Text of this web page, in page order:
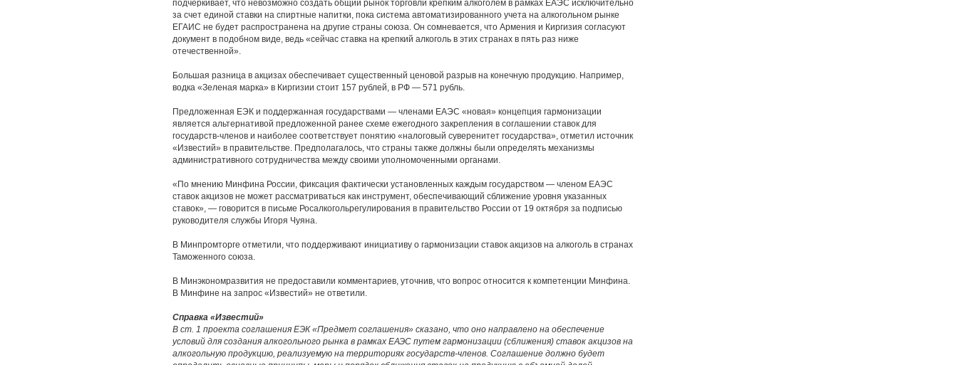
подчеркивает, что невозможно создать общий рынок торговли крепким алкоголем в рамках ЕАЭС исключительно
за счет единой ставки на спиртные напитки, пока система автоматизированного учета на алкогольном рынке
ЕГАИС не будет распространена на другие страны союза. Он сомневается, что Армения и Киргизия согласуют
документ в подобном виде, ведь «сейчас ставка на крепкий алкоголь в этих странах в пять раз ниже
отечественной».
Большая разница в акцизах обеспечивает существенный ценовой разрыв на конечную продукцию. Например,
водка «Зеленая марка» в Киргизии стоит 157 рублей, в РФ — 571 рубль.
Предложенная ЕЭК и поддержанная государствами — членами ЕАЭС «новая» концепция гармонизации
является альтернативой предложенной ранее схеме ежегодного закрепления в соглашении ставок для
государств-членов и наиболее соответствует понятию «налоговый суверенитет государства», отметил источник
«Известий» в правительстве. Предполагалось, что страны также должны были определять механизмы
административного сотрудничества между своими уполномоченными органами.
«По мнению Минфина России, фиксация фактически установленных каждым государством — членом ЕАЭС
ставок акцизов не может рассматриваться как инструмент, обеспечивающий сближение уровня указанных
ставок», — говорится в письме Росалкогольрегулирования в правительство России от 19 октября за подписью
руководителя службы Игоря Чуяна.
В Минпромторге отметили, что поддерживают инициативу о гармонизации ставок акцизов на алкоголь в странах
Таможенного союза.
В Минэкономразвития не предоставили комментариев, уточнив, что вопрос относится к компетенции Минфина.
В Минфине на запрос «Известий» не ответили.
Справка «Известий»
В ст. 1 проекта соглашения ЕЭК «Предмет соглашения» сказано, что оно направлено на обеспечение
условий для создания алкогольного рынка в рамках ЕАЭС путем гармонизации (сближения) ставок акцизов на
алкогольную продукцию, реализуемую на территориях государств-членов. Соглашение должно будет